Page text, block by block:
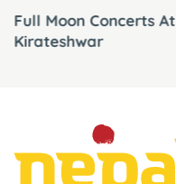
Full Moon Concerts At
Kirateshwar